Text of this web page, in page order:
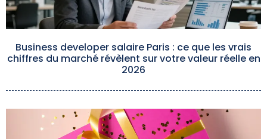
Business developer salaire Paris : ce que les vrais
chiffres du marché révèlent sur votre valeur réelle en
2026